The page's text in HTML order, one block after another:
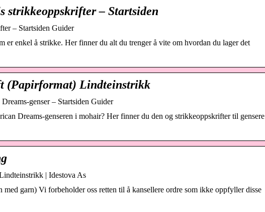
strikkeoppskrifter – Startsiden
– Startsiden Guider
er enkel å strikke. Her finner du alt du trenger å vite om hvordan du lager det
(Papirformat) Lindteinstrikk
genser – Startsiden Guider
Dreams-genseren i mohair? Her finner du den og strikkeoppskrifter til gensere
| Idestova As
garn) Vi forbeholder oss retten til å kansellere ordre som ikke oppfyller disse